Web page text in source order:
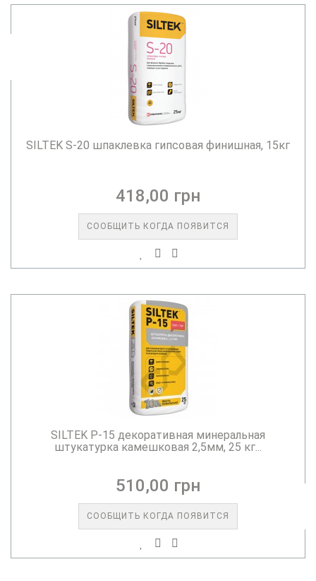
SILTEK S-20 шпаклевка гипсовая финишная, 15кг
418,00 грн
СООБЩИТЬ КОГДА ПОЯВИТСЯ
SILTEK Р-15 декоративная минеральная
штукатурка камешковая 2,5мм, 25 кг...
510,00 грн
СООБЩИТЬ КОГДА ПОЯВИТСЯ